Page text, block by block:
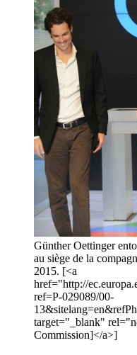
Günther Oettinger
au siège de la
2015. [<a
href="http://
ref=P-029089/00-
target="_blank"
Commission]</a>]